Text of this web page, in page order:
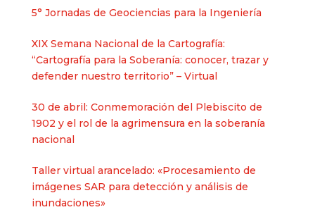
5° Jornadas de Geociencias para la Ingeniería
XIX Semana Nacional de la Cartografía:
“Cartografía para la Soberanía: conocer, trazar y
defender nuestro territorio” – Virtual
30 de abril: Conmemoración del Plebiscito de
1902 y el rol de la agrimensura en la soberanía
nacional​
Taller virtual arancelado: «Procesamiento de
imágenes SAR para detección y análisis de
inundaciones»